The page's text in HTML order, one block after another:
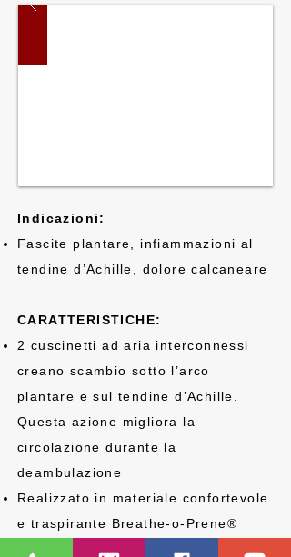
Indicazioni:
Fascite plantare, infiammazioni al
tendine d’Achille, dolore calcaneare
CARATTERISTICHE:
2 cuscinetti ad aria interconnessi
creano scambio sotto l’arco
plantare e sul tendine d’Achille.
Questa azione migliora la
circolazione durante la
deambulazione
Realizzato in materiale confortevole
e traspirante Breathe-o-Prene®